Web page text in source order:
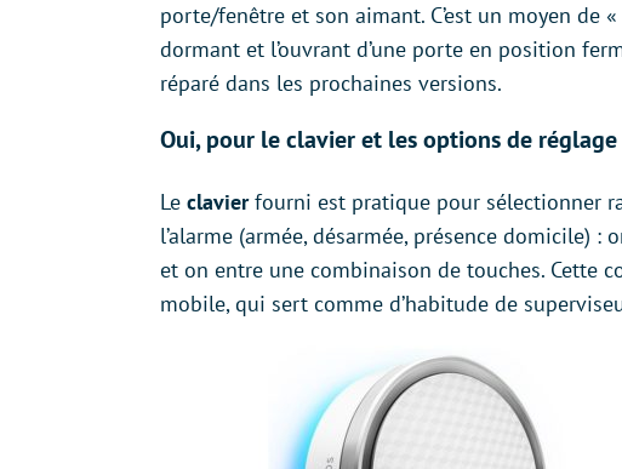
porte/fenêtre et son aimant. C’est un moyen de
dormant et l’ouvrant d’une porte en position
réparé dans les prochaines versions.
Oui, pour le clavier et les options de réglage
Le clavierfourni est pratique pour sélectionner
l’alarme (armée, désarmée, présence domicile) :
et on entre une combinaison de touches. Cette
mobile, qui sert comme d’habitude de